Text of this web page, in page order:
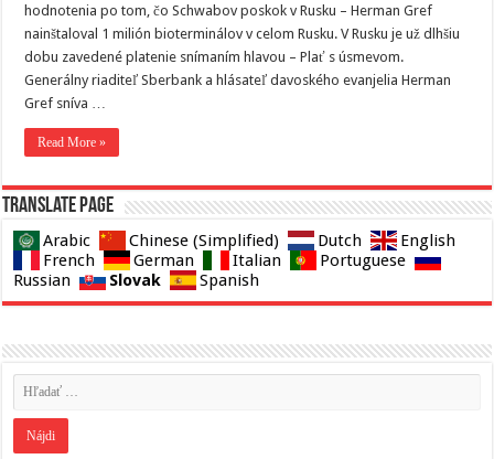
hodnotenia po tom, čo Schwabov poskok v Rusku – Herman Gref
nainštaloval 1 milión bioterminálov v celom Rusku. V Rusku je už dlhšiu
dobu zavedené platenie snímaním hlavou – Plať s úsmevom.
Generálny riaditeľ Sberbank a hlásateľ davoského evanjelia Herman
Gref sníva …
Read More »
Translate page
Arabic Chinese (Simplified) Dutch
English
French
German Italian
Portuguese
Russian
Slovak Spanish